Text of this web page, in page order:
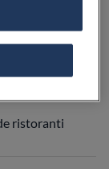
3795
ristoranti